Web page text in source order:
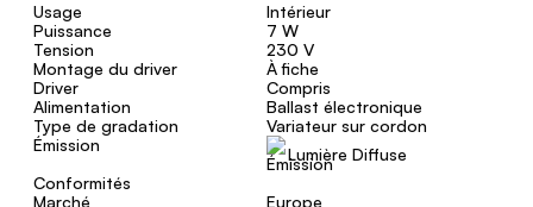
Usage
Intérieur
Puissance
7 W
Tension
230 V
Montage du driver
À fiche
Driver
Compris
Alimentation
Ballast électronique
Type de gradation
Variateur sur cordon
Émission
Lumière Diffuse
Conformités
Marché
Europe